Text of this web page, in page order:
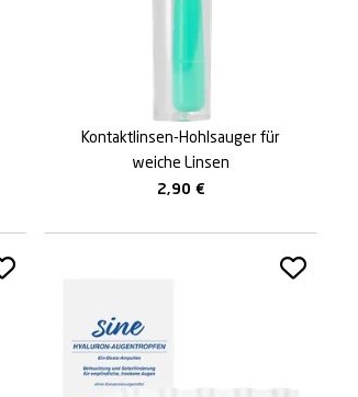
Kontaktlinsen-Hohlsauger für
weiche Linsen
2,90 €